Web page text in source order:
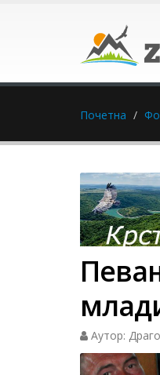
Почетна
Аутор: